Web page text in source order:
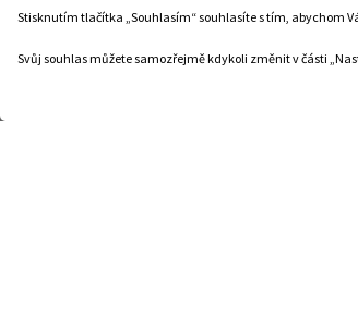
Stisknutím tlačítka „Souhlasím“ souhlasíte s tím, abychom
Svůj souhlas můžete samozřejmě kdykoli změnit v části